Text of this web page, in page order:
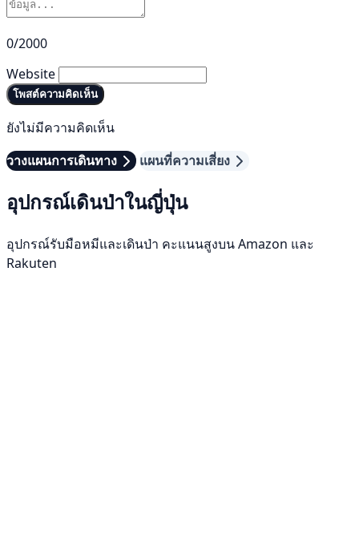
0/2000
Website
โพสต์ความคิดเห็น
ยังไม่มีความคิดเห็น
วางแผนการเดินทาง
แผนที่ความเสี่ยง
อุปกรณ์เดินป่าในญี่ปุ่น
อุปกรณ์รับมือหมีและเดินป่า คะแนนสูงบน Amazon และ
Rakuten